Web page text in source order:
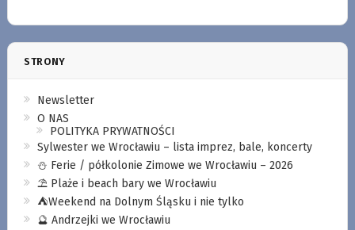
STRONY
Newsletter
O NAS
POLITYKA PRYWATNOŚCI
Sylwester we Wrocławiu – lista imprez, bale, koncerty
⛄️ Ferie / półkolonie Zimowe we Wrocławiu – 2026
⛱️ Plaże i beach bary we Wrocławiu
⛺️Weekend na Dolnym Śląsku i nie tylko
🔮 Andrzejki we Wrocławiu